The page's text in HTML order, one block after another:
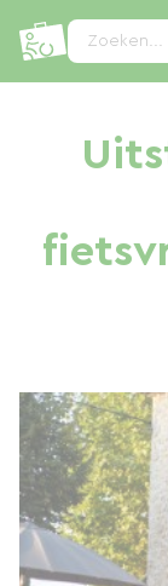
Zoeken...
Cookies